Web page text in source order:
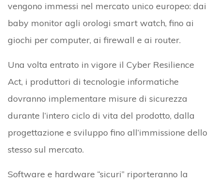
vengono immessi nel mercato unico europeo: dai
baby monitor agli orologi smart watch, fino ai
giochi per computer, ai firewall e ai router.
Una volta entrato in vigore il Cyber Resilience
Act, i produttori di tecnologie informatiche
dovranno implementare misure di sicurezza
durante l’intero ciclo di vita del prodotto, dalla
progettazione e sviluppo fino all’immissione dello
stesso sul mercato.
Software e hardware “sicuri” riporteranno la